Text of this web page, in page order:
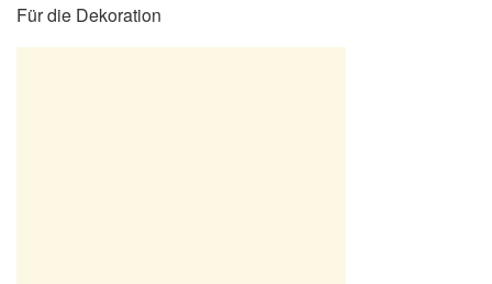
Für die Dekoration